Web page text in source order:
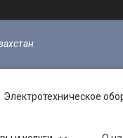
Электротехническое